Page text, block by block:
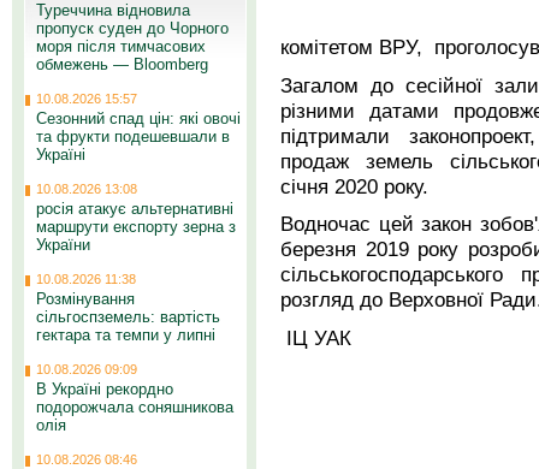
комітетом ВРУ,
Загалом до сесійної
різними датами
підтримали
продаж земель
січня 2020 року.
Водночас цей закон
березня 2019 року
розгляд до Верховної
ІЦ УАК
Туреччина відновила
пропуск суден до Чорного
моря після тимчасових
обмежень — Bloomberg
10.08.2026 15:57
Сезонний спад цін: які овочі
та фрукти подешевшали в
Україні
10.08.2026 13:08
росія атакує альтернативні
маршрути експорту зерна з
України
10.08.2026 11:38
Розмінування
сільгоспземель: вартість
гектара та темпи у липні
10.08.2026 09:09
В Україні рекордно
подорожчала соняшникова
олія
10.08.2026 08:46